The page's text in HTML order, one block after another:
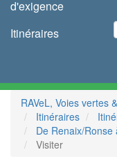
d'exigence
Itinéraires
RAVeL, Voies vertes
Itinéraires
De Renaix/
Visiter